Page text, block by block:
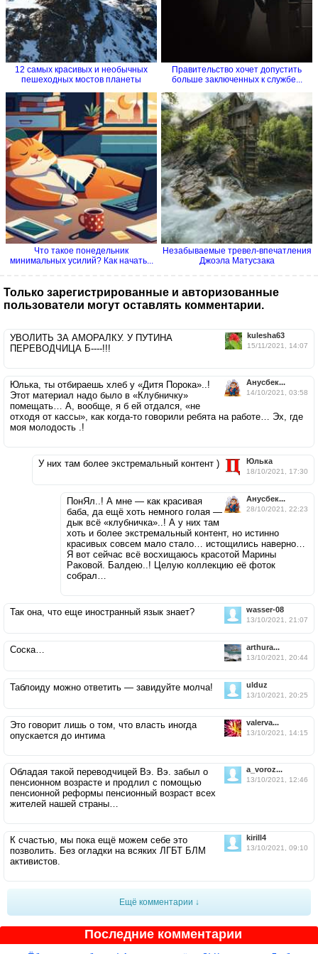
12 самых красивых и необычных
пешеходных мостов планеты
Правительство хочет допустить
больше заключенных к службе...
Что такое понедельник
минимальных усилий? Как начать...
Незабываемые тревел-впечатления
Джоэла Матусзака
Только зарегистрированные и авторизованные
пользователи могут оставлять комментарии.
kulesha63
15/11/2021, 14:07
УВОЛИТЬ ЗА АМОРАЛКУ. У ПУТИНА
ПЕРЕВОДЧИЦА Б----!!!
Анусбек...
14/10/2021, 03:58
Юлька, ты отбираешь хлеб у «Дитя Порока»..!
Этот материал надо было в «Клубничку»
помещать… А, вообще, я б ей отдался, «не
отходя от кассы», как когда-то говорили ребята на работе… Эх, где
моя молодость .!
Юлька
18/10/2021, 17:30
У них там более экстремальный контент )
Анусбек...
28/10/2021, 22:23
ПонЯл..! А мне — как красивая
баба, да ещё хоть немного голая —
дык всё «клубничка»..! А у них там
хоть и более экстремальный контент, но истинно
красивых совсем мало стало… истощились наверно…
Я вот сейчас всё восхищаюсь красотой Марины
Раковой. Балдею..! Целую коллекцию её фоток
собрал…
wasser-08
13/10/2021, 21:07
Так она, что еще иностранный язык знает?
arthura...
13/10/2021, 20:44
Соска…
ulduz
13/10/2021, 20:25
Таблоиду можно ответить — завидуйте молча!
valerva...
13/10/2021, 14:15
Это говорит лишь о том, что власть иногда
опускается до интима
a_voroz...
13/10/2021, 12:46
Обладая такой переводчицей Вэ. Вэ. забыл о
пенсионном возрасте и продлил с помощью
пенсионной реформы пенсионный возраст всех
жителей нашей страны…
kirill4
13/10/2021, 09:10
К счастью, мы пока ещё можем себе это
позволить. Без огладки на всяких ЛГБТ БЛМ
активистов.
Ещё комментарии ↓
Последние комментарии